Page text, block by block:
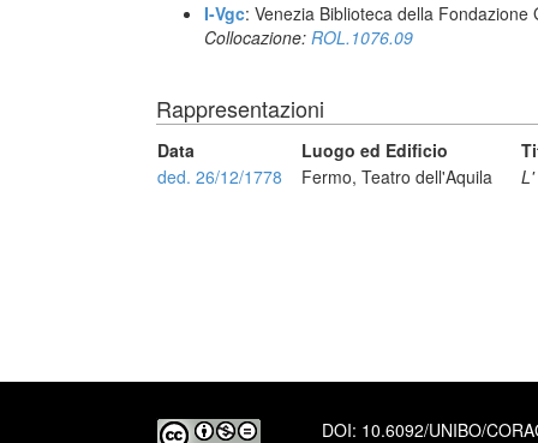
I-Vgc: Venezia Biblioteca della Fondazione
Collocazione: ROL.1076.09
Rappresentazioni
Data Luogo ed Edificio
ded. 26/12/1778
Fermo, Teatro dell'Aquila L'
DOI: 10.6092/UNIBO/